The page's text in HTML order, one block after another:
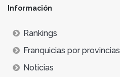
Información
Rankings
Franquicias por provincias
Noticias